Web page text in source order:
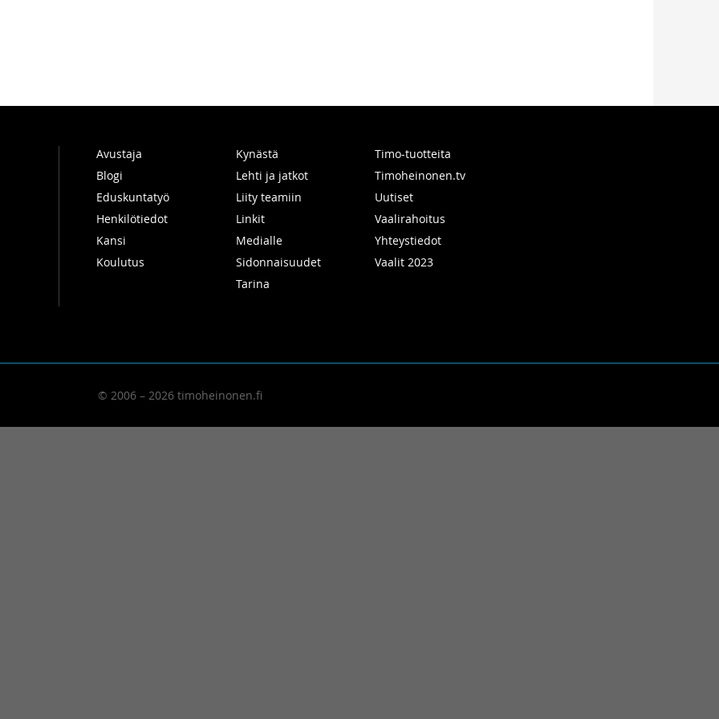
Avustaja
Blogi
Eduskuntatyö
Henkilötiedot
Kansi
Koulutus
Kynästä
Lehti ja jatkot
Liity teamiin
Linkit
Medialle
Sidonnaisuudet
Tarina
Timo-tuotteita
Timoheinonen.tv
Uutiset
Vaalirahoitus
Yhteystiedot
Vaalit 2023
© 2006 – 2026 timoheinonen.fi